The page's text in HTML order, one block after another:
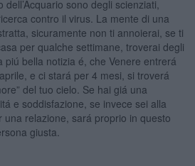
sono degli scienziati,
contro il virus. La mente di una
sicuramente non ti annoierai, se ti
per qualche settimane, troverai degli
piú bella notizia é, che Venere entrerá
e ci stará per 4 mesi, si troverá
del tuo cielo. Se hai giá una
e soddisfazione, se invece sei alla
relazione, sará proprio in questo
giusta.